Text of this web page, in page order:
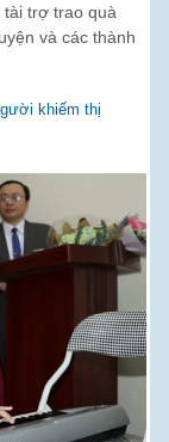
tài trợ trao quà
và các thành
khiếm thị